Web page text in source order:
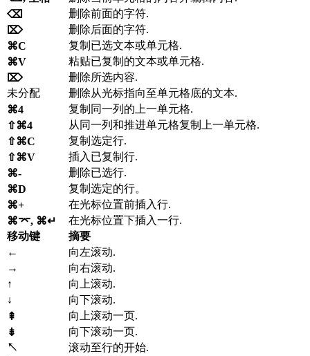
⌫
删除前面的字符.
⌦
删除后面的字符.
⌘C
复制已选文本或单元格.
⌘V
粘贴已复制的文本或单元格.
⌦
删除所选内容.
未分配
删除从光标指向至单元格底的文本.
⌘4
复制同一列的上一单元格.
⇧⌘4
从同一列和推进单元格复制上一单元格.
⇧⌘C
复制选定行.
⇧⌘V
插入已复制行.
⌘-
删除已选行.
⌘D
复制选定的行。
⌘+
在光标位置前插入行.
⌘⌤, ⌘↵
在光标位置下插入一行.
移动键
摘要
←
向左滚动.
→
向右滚动.
↑
向上滚动.
↓
向下滚动.
⇞
向上滚动一页.
⇟
向下滚动一页.
↖
滚动至行的开始.